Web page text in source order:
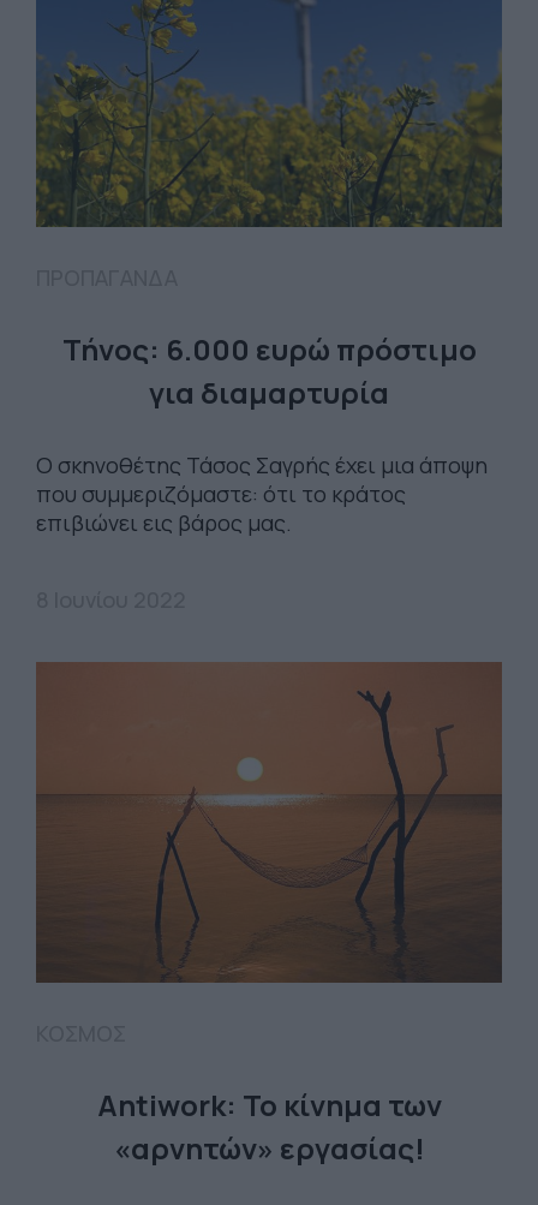
Τήνος: 6.000 ευρώ πρόστιμο
για διαμαρτυρία
Ο σκηνοθέτης Τάσος Σαγρής έχει μια άποψη
που συμμεριζόμαστε: ότι το κράτος
επιβιώνει εις βάρος μας.
Antiwork: Το κίνημα των
«αρνητών» εργασίας!